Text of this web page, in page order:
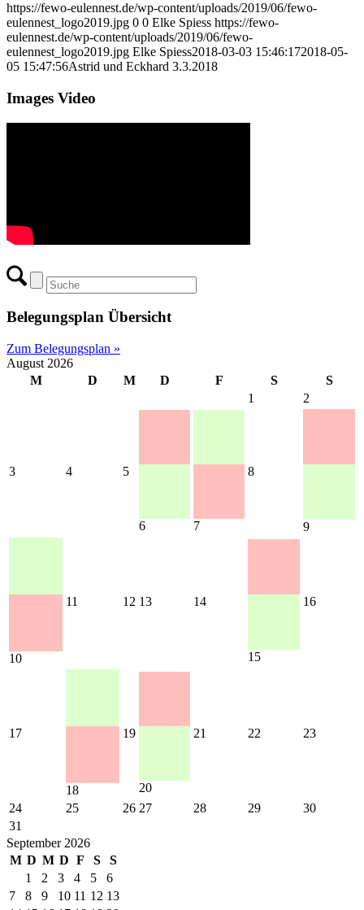
https://fewo-eulennest.de/wp-content/uploads/2019/06/fewo-
eulennest_logo2019.jpg 0 0 Elke Spiess https://fewo-
eulennest.de/wp-content/uploads/2019/06/fewo-
eulennest_logo2019.jpg Elke Spiess2018-03-03 15:46:172018-05-
05 15:47:56Astrid und Eckhard 3.3.2018
Images Video
Belegungsplan Übersicht
Zum Belegungsplan »
August 2026
M
D M D F S
S
1
2
3 4 5
6 7
8
9
10
11 12 13 14
15
16
17
18
19
20
21 22 23
24 25 26 27 28 29
30
31
September 2026
M D M D F S
S
1
2 3 4 5
6
7
8 9 10 11 12 13